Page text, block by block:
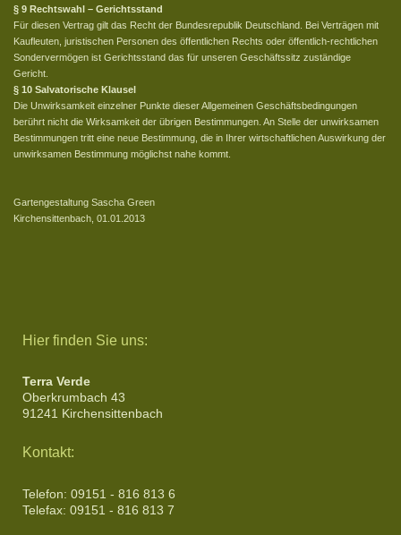
§ 9 Rechtswahl – Gerichtsstand
Für diesen Vertrag gilt das Recht der Bundesrepublik Deutschland. Bei Verträgen mit
Kaufleuten, juristischen Personen des öffentlichen Rechts oder öffentlich-rechtlichen
Sondervermögen ist Gerichtsstand das für unseren Geschäftssitz zuständige
Gericht.
§ 10 Salvatorische Klausel
Die Unwirksamkeit einzelner Punkte dieser Allgemeinen Geschäftsbedingungen
berührt nicht die Wirksamkeit der übrigen Bestimmungen. An Stelle der unwirksamen
Bestimmungen tritt eine neue Bestimmung, die in Ihrer wirtschaftlichen Auswirkung der
unwirksamen Bestimmung möglichst nahe kommt.
Gartengestaltung Sascha Green
Kirchensittenbach, 01.01.2013
Hier finden Sie uns:
Terra Verde
Oberkrumbach 43
91241 Kirchensittenbach
Kontakt:
Telefon: 09151 - 816 813 6
Telefax: 09151 - 816 813 7